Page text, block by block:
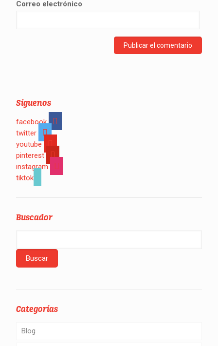
Correo electrónico
Síguenos
facebook
twitter
youtube
pinterest
instagram
tiktok
Buscador
Categorías
Blog